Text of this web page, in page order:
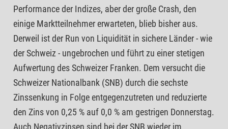
Performance der Indizes, aber der große Crash, den
einige Marktteilnehmer erwarteten, blieb bisher aus.
Derweil ist der Run von Liquidität in sichere Länder - wie
der Schweiz - ungebrochen und führt zu einer stetigen
Aufwertung des Schweizer Franken. Dem versucht die
Schweizer Nationalbank (SNB) durch die sechste
Zinssenkung in Folge entgegenzutreten und reduzierte
den Zins von 0,25 % auf 0,0 % am gestrigen Donnerstag.
Auch Negativzinsen sind bei der SNB wieder im